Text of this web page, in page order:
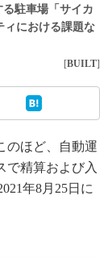
駐車場「サイカ
ィにおける課題な
[BUILT]
のほど、自動運
で精算および入
年8月25日に